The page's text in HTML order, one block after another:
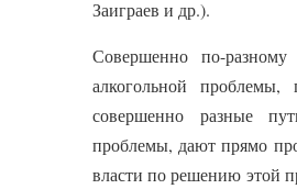
Заиграев и др.).
Совершенно по-
алкогольной проблемы,
совершенно разные
проблемы, дают прямо
власти по решению этой